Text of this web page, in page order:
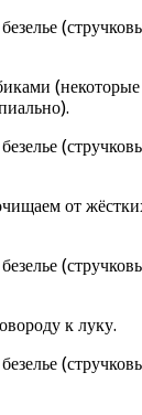
от
к луку.